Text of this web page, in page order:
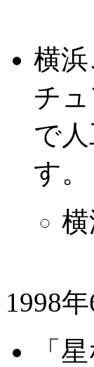
横
チ
で
す。
1998
「